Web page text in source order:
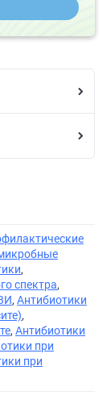
,
спектра,
, Антибиотики
,
, Антибиотики
при
при